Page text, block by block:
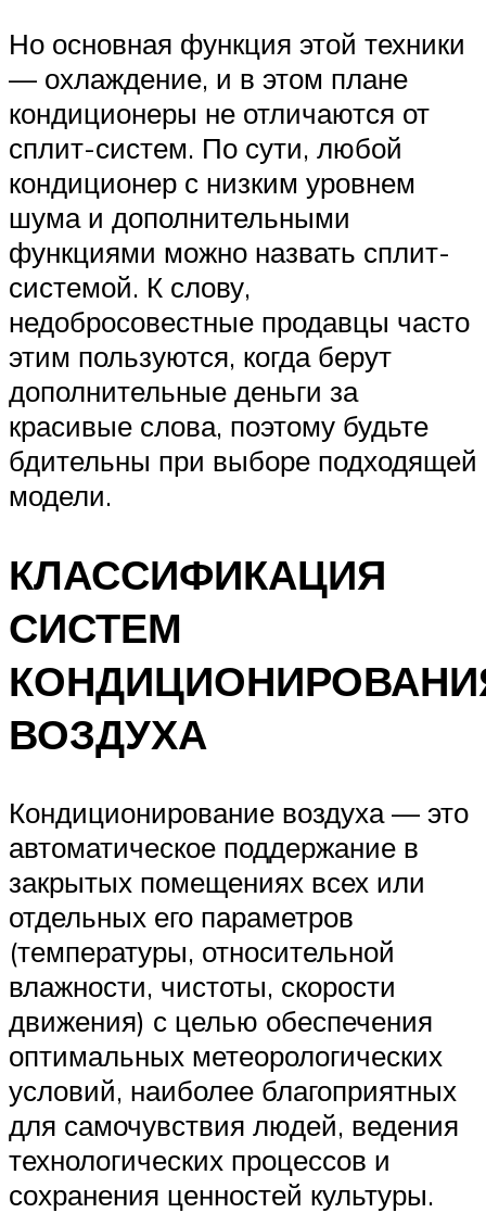
Но основная функция этой техники
— охлаждение, и в этом плане
кондиционеры не отличаются от
сплит-систем. По сути, любой
кондиционер с низким уровнем
шума и дополнительными
функциями можно назвать сплит-
системой. К слову,
недобросовестные продавцы часто
этим пользуются, когда берут
дополнительные деньги за
красивые слова, поэтому будьте
бдительны при выборе подходящей
модели.
КЛАССИФИКАЦИЯ
СИСТЕМ
ВОЗДУХА
Кондиционирование воздуха — это
автоматическое поддержание в
закрытых помещениях всех или
отдельных его параметров
(температуры, относительной
влажности, чистоты, скорости
движения) с целью обеспечения
оптимальных метеорологических
условий, наиболее благоприятных
для самочувствия людей, ведения
технологических процессов и
сохранения ценностей культуры.